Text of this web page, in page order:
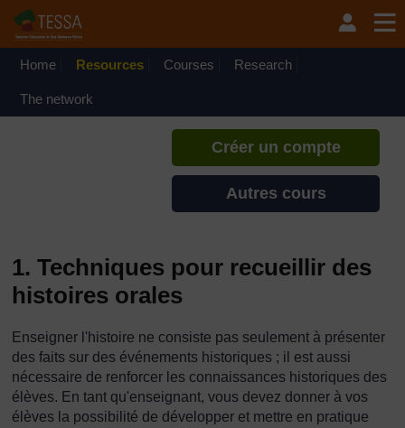
Home Resources Courses Research
The network
Si vous créez un compte, vous
pouvez établir un profil
Créer un compte
Autres cours
1. Techniques pour recueillir des
histoires orales
Enseigner l'histoire ne consiste pas seulement à présenter
des faits sur des événements historiques ; il est aussi
nécessaire de renforcer les connaissances historiques des
élèves. En tant qu'enseignant, vous devez donner à vos
élèves la possibilité de développer et mettre en pratique